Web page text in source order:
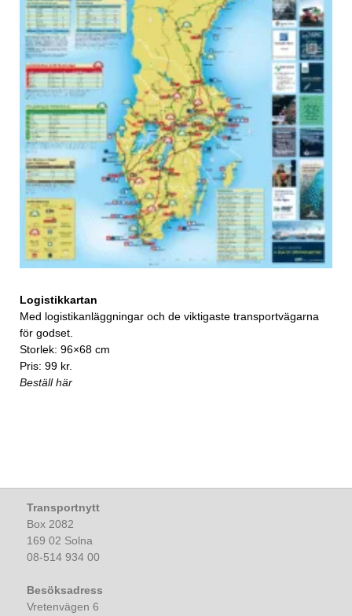
Logistikkartan
Med logistikanläggningar och de viktigaste transportvägarna
för godset.
Storlek: 96×68 cm
Pris: 99 kr.
Beställ här
Transportnytt
Box 2082
169 02 Solna
08-514 934 00
Besöksadress
Vretenvägen 6